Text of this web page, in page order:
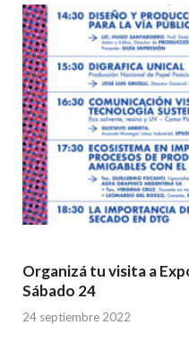
Organizá tu visita a
Sábado 24
24 septiembre 2022